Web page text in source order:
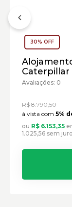
Escavadeiras
Marca:
Material:
Modelo:
Largura:
Altura:
Peso:
30% OFF
Caterpillar
Avaliações: 0
R$ 8.790,50
à vista com 5%
ou R$ 6.153,35
1.025,56 sem